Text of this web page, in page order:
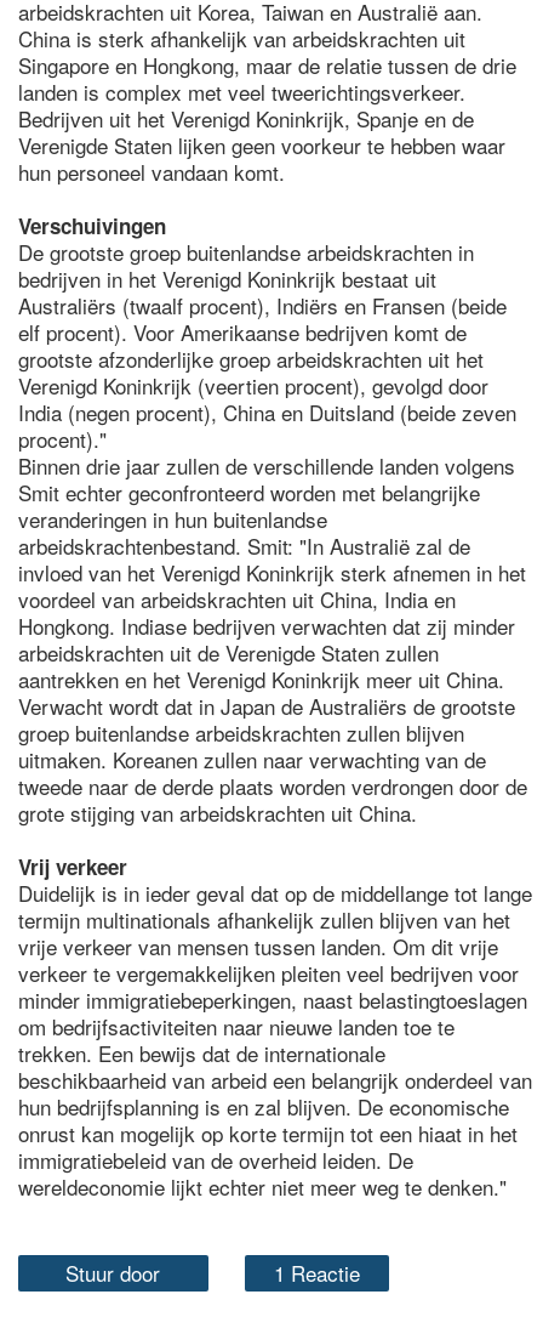
arbeidskrachten uit Korea, Taiwan en Australië aan.
China is sterk afhankelijk van arbeidskrachten uit
Singapore en Hongkong, maar de relatie tussen de drie
landen is complex met veel tweerichtingsverkeer.
Bedrijven uit het Verenigd Koninkrijk, Spanje en de
Verenigde Staten lijken geen voorkeur te hebben waar
hun personeel vandaan komt.
Verschuivingen
De grootste groep buitenlandse arbeidskrachten in
bedrijven in het Verenigd Koninkrijk bestaat uit
Australiërs (twaalf procent), Indiërs en Fransen (beide
elf procent). Voor Amerikaanse bedrijven komt de
grootste afzonderlijke groep arbeidskrachten uit het
Verenigd Koninkrijk (veertien procent), gevolgd door
India (negen procent), China en Duitsland (beide zeven
procent)."
Binnen drie jaar zullen de verschillende landen volgens
Smit echter geconfronteerd worden met belangrijke
veranderingen in hun buitenlandse
arbeidskrachtenbestand. Smit: "In Australië zal de
invloed van het Verenigd Koninkrijk sterk afnemen in het
voordeel van arbeidskrachten uit China, India en
Hongkong. Indiase bedrijven verwachten dat zij minder
arbeidskrachten uit de Verenigde Staten zullen
aantrekken en het Verenigd Koninkrijk meer uit China.
Verwacht wordt dat in Japan de Australiërs de grootste
groep buitenlandse arbeidskrachten zullen blijven
uitmaken. Koreanen zullen naar verwachting van de
tweede naar de derde plaats worden verdrongen door de
grote stijging van arbeidskrachten uit China.
Vrij verkeer
Duidelijk is in ieder geval dat op de middellange tot lange
termijn multinationals afhankelijk zullen blijven van het
vrije verkeer van mensen tussen landen. Om dit vrije
verkeer te vergemakkelijken pleiten veel bedrijven voor
minder immigratiebeperkingen, naast belastingtoeslagen
om bedrijfsactiviteiten naar nieuwe landen toe te
trekken. Een bewijs dat de internationale
beschikbaarheid van arbeid een belangrijk onderdeel van
hun bedrijfsplanning is en zal blijven. De economische
onrust kan mogelijk op korte termijn tot een hiaat in het
immigratiebeleid van de overheid leiden. De
wereldeconomie lijkt echter niet meer weg te denken."
Stuur door 1 Reactie